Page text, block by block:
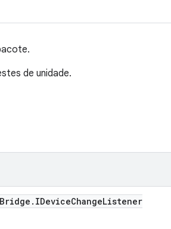
de unidade.
Bridge . IDeviceChangeListener